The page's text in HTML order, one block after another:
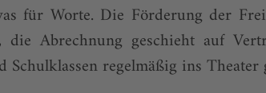
für Worte. Die Förderung der
die Abrechnung geschieht auf
Schulklassen regelmäßig ins